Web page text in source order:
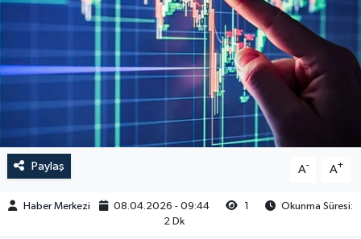
Paylaş A- A+
Haber Merkezi 08.04.2026 - 09:44
Okunma Süresi:
2 Dk